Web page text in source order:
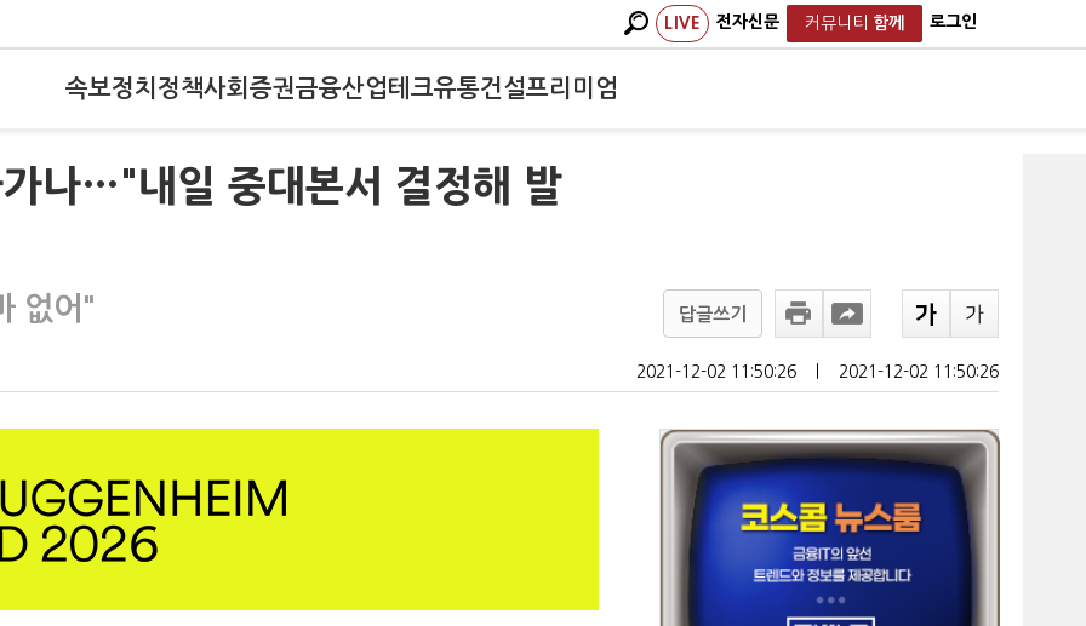
LIVE 전자신문 커뮤니티 함께 로그인
속보정치 정책사회 증권금융산업테크유통건설프리미엄
나…"내일 중대본서 결정해 발
없어" 답글쓰기
2021-12-02 11:50:26 2021-12-02 11:50:26